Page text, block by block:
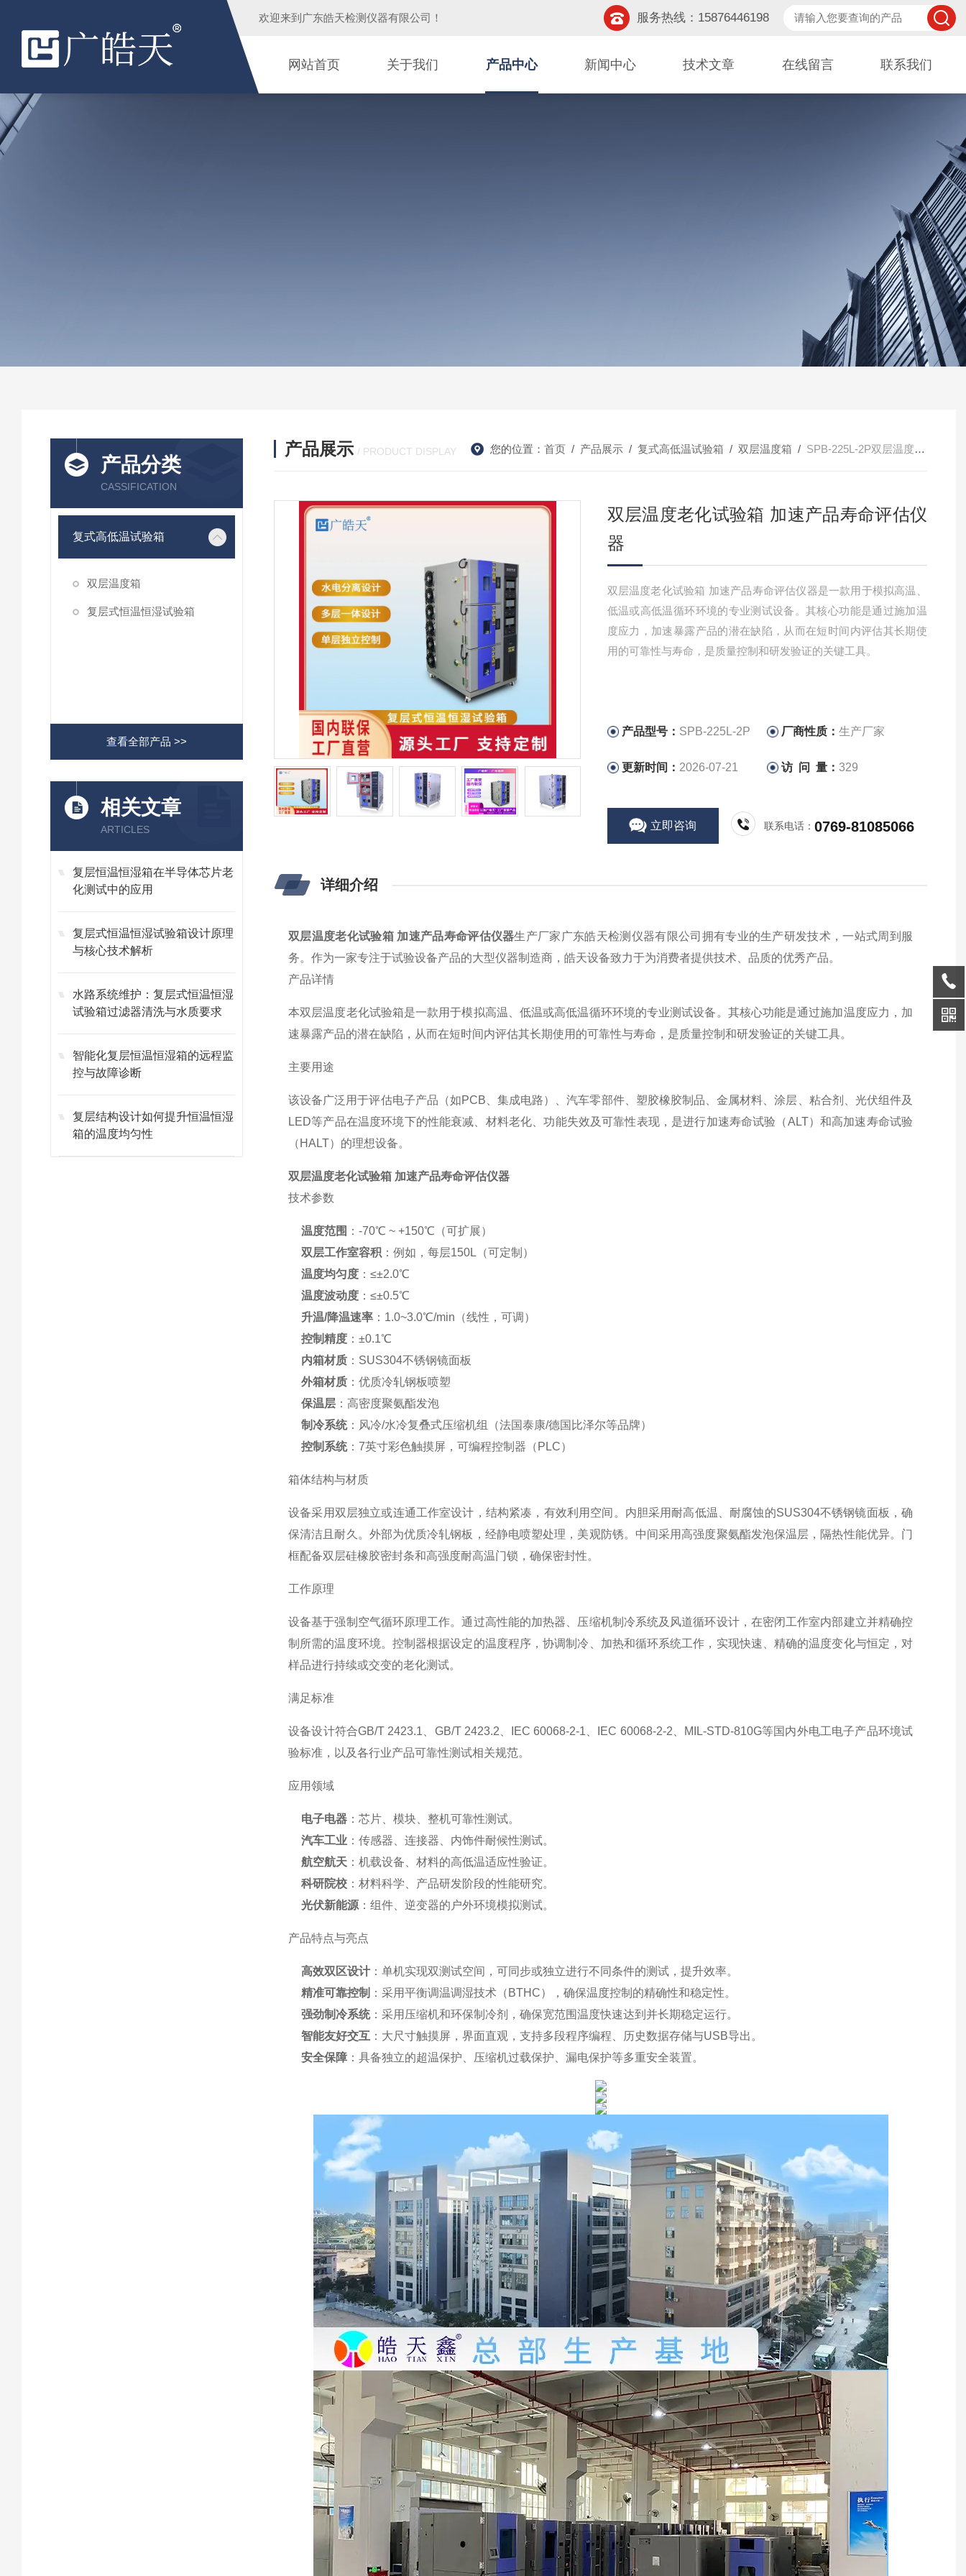
欢迎来到 广东皓天检测仪器有限公司 ！ 服务热线：15876446198
网站首页 关于我们 产品中心 新闻中心 技术文章 在线留言 联系我们
产品分类
CASSIFICATION
复式高低温试验箱
双层温度箱
复层式恒温恒湿试验箱
查看全部产品 >>
相关文章
ARTICLES
复层恒温恒湿箱在半导体芯片老
化测试中的应用
复层式恒温恒湿试验箱设计原理
与核心技术解析
水路系统维护：复层式恒温恒湿
试验箱过滤器清洗与水质要求
智能化复层恒温恒湿箱的远程监
控与故障诊断
复层结构设计如何提升恒温恒湿
箱的温度均匀性
产品展示 / PRODUCT DISPLAY 您的位置： 首页/ 产品展示/ 复式高低温试验箱 / 双层温度箱 / SPB-225L-2P双层温度老化试验箱 加速产品寿命评估仪器
双层温度老化试验箱 加速产品寿命评估仪
器
双层温度老化试验箱 加速产品寿命评估仪器是一款用于模拟高温、
低温或高低温循环环境的专业测试设备。其核心功能是通过施加温
度应力，加速暴露产品的潜在缺陷，从而在短时间内评估其长期使
用的可靠性与寿命，是质量控制和研发验证的关键工具。
产品型号： SPB-225L-2P 厂商性质：生产厂家
更新时间： 2026-07-21 访 问 量：329
立即咨询 联系电话：0769-81085066
详细介绍
双层温度老化试验箱 加速产品寿命评估仪器生产厂家广东皓天检测仪器有限公司拥有专业的生产研发技术，一站式周到服
务。作为一家专注于试验设备产品的大型仪器制造商，皓天设备致力于为消费者提供技术、品质的优秀产品。
产品详情
本双层温度老化试验箱是一款用于模拟高温、低温或高低温循环环境的专业测试设备。其核心功能是通过施加温度应力，加
速暴露产品的潜在缺陷，从而在短时间内评估其长期使用的可靠性与寿命，是质量控制和研发验证的关键工具。
主要用途
该设备广泛用于评估电子产品（如PCB、集成电路）、汽车零部件、塑胶橡胶制品、金属材料、涂层、粘合剂、光伏组件及
LED等产品在温度环境下的性能衰减、材料老化、功能失效及可靠性表现，是进行加速寿命试验（ALT）和高加速寿命试验
（HALT）的理想设备。
双层温度老化试验箱 加速产品寿命评估仪器
技术参数
温度范围 ：-70℃ ~ +150℃（可扩展）
双层工作室容积 ：例如，每层150L（可定制）
温度均匀度 ：≤±2.0℃
温度波动度 ：≤±0.5℃
升温/降温速率 ：1.0~3.0℃/min（线性，可调）
控制精度 ：±0.1℃
内箱材质 ：SUS304不锈钢镜面板
外箱材质 ：优质冷轧钢板喷塑
保温层 ：高密度聚氨酯发泡
制冷系统：风冷/水冷复叠式压缩机组（法国泰康/德国比泽尔等品牌）
控制系统：7英寸彩色触摸屏，可编程控制器（PLC）
箱体结构与材质
设备采用双层独立或连通工作室设计，结构紧凑，有效利用空间。内胆采用耐高低温、耐腐蚀的SUS304不锈钢镜面板，确
保清洁且耐久。外部为优质冷轧钢板，经静电喷塑处理，美观防锈。中间采用高强度聚氨酯发泡保温层，隔热性能优异。门
框配备双层硅橡胶密封条和高强度耐高温门锁，确保密封性。
工作原理
设备基于强制空气循环原理工作。通过高性能的加热器、压缩机制冷系统及风道循环设计，在密闭工作室内部建立并精确控
制所需的温度环境。控制器根据设定的温度程序，协调制冷、加热和循环系统工作，实现快速、精确的温度变化与恒定，对
样品进行持续或交变的老化测试。
满足标准
设备设计符合GB/T 2423.1、GB/T 2423.2、IEC 60068-2-1、IEC 60068-2-2、MIL-STD-810G等国内外电工电子产品环境试
验标准，以及各行业产品可靠性测试相关规范。
应用领域
电子电器 ：芯片、模块、整机可靠性测试。
汽车工业 ：传感器、连接器、内饰件耐候性测试。
航空航天 ：机载设备、材料的高低温适应性验证。
科研院校 ：材料科学、产品研发阶段的性能研究。
光伏新能源 ：组件、逆变器的户外环境模拟测试。
产品特点与亮点
高效双区设计 ：单机实现双测试空间，可同步或独立进行不同条件的测试，提升效率。
精准可靠控制 ：采用平衡调温调湿技术（BTHC），确保温度控制的精确性和稳定性。
强劲制冷系统：采用压缩机和环保制冷剂，确保宽范围温度快速达到并长期稳定运行。
智能友好交互 ：大尺寸触摸屏，界面直观，支持多段程序编程、历史数据存储与USB导出。
安全保障 ：具备独立的超温保护、压缩机过载保护、漏电保护等多重安全装置。